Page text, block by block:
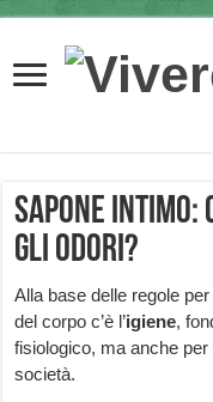
Sapone
gli odori?
Alla base delle regole
del corpo c’è l’igiene,
fisiologico, ma anche
società.